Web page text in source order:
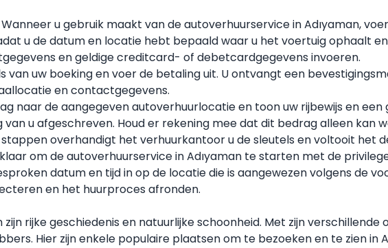
Wanneer u gebruik maakt van de autoverhuurservice in Adıyaman,
u de datum en locatie hebt bepaald waar u het voertuig ophaalt
en geldige creditcard- of debetcardgegevens invoeren.
van uw boeking en voer de betaling uit. U ontvangt een
en contactgegevens.
naar de aangegeven autoverhuurlocatie en toon uw rijbewijs en een
u afgeschreven. Houd er rekening mee dat dit bedrag alleen kan
overhandigt het verhuurkantoor u de sleutels en voltooit het
om de autoverhuurservice in Adıyaman te starten met de
datum en tijd in op de locatie die is aangewezen volgens de
en het huurproces afronden.
rijke geschiedenis en natuurlijke schoonheid. Met zijn
Hier zijn enkele populaire plaatsen om te bezoeken en te zien in